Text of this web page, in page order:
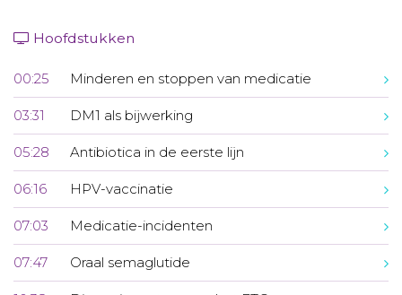
Hoofdstukken
00:25 Minderen en stoppen van medicatie
03:31 DM1 als bijwerking
05:28 Antibiotica in de eerste lijn
06:16 HPV-vaccinatie
07:03 Medicatie-incidenten
07:47 Oraal semaglutide